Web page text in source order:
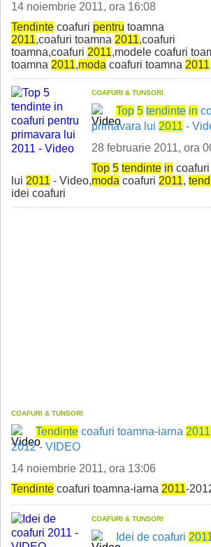
14 noiembrie 2011, ora 16:08
Tendinte coafuri pentru toamna
2011,coafuri toamna 2011,coafuri
toamna,coafuri 2011,modele coafuri
toamna 2011,moda coafuri toamna 2011,
COAFURI & TUNSORI
Top 5 tendinte in
primavara lui 2011 -
28 februarie 2011, ora
Top 5 tendinte in coafuri
lui 2011 - Video,moda coafuri 2011, tend
idei coafuri
COAFURI & TUNSORI
Tendinte coafuri toamna-iarna 2011
2012 - VIDEO
14 noiembrie 2011, ora 13:06
Tendinte coafuri toamna-iarna 2011-
COAFURI & TUNSORI
Idei de coafuri